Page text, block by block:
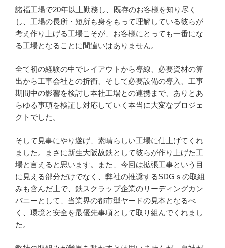
諸福工場で20年以上勤務し、既存のお客様を知り尽く
し、工場の長所・短所も身をもって理解している彼らが
考え作り上げる工場こそが、お客様にとっても一番にな
る工場となることに間違いはありません。
全て初の経験の中でレイアウトから導線、必要資材の算
出から工事会社との折衝、そして必要設備の導入、工事
期間中の影響を検討し本社工場との連携まで、ありとあ
らゆる事項を検証し対応していく本当に大変なプロジェ
クトでした。
そして見事にやり遂げ、素晴らしい工場に仕上げてくれ
ました。まさに新生大阪故鉄として彼らが作り上げた工
場と言えると思います。また、今回は拡張工事という目
に見える部分だけでなく、弊社の推奨するSDGｓの取組
みも含んだ上で、鉄スクラップ企業のリーディングカン
パニーとして、当業界の都市型ヤードの見本となるべ
く、環境と安全を最優先事項として取り組んでくれまし
た。